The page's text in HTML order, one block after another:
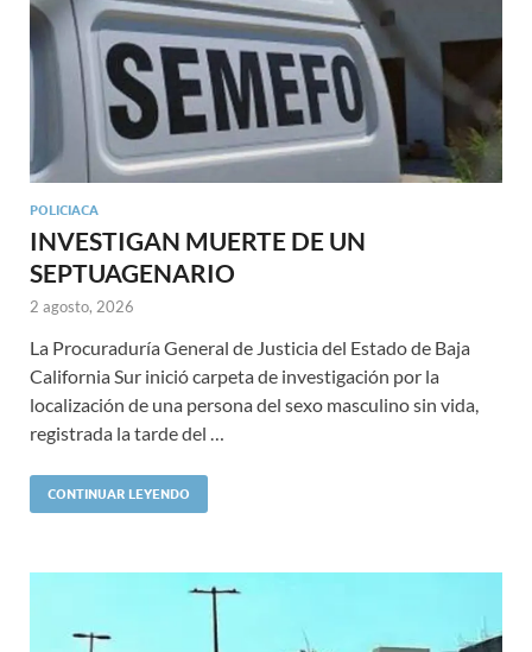
POLICIACA
INVESTIGAN MUERTE DE UN
SEPTUAGENARIO
2 agosto, 2026
La Procuraduría General de Justicia del Estado de Baja
California Sur inició carpeta de investigación por la
localización de una persona del sexo masculino sin vida,
registrada la tarde del …
CONTINUAR LEYENDO